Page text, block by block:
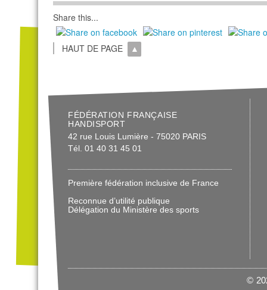
Share this...
HAUT DE PAGE
FÉDÉRATION FRANÇAISE
HANDISPORT
42 rue Louis Lumière - 75020 PARIS
Tél. 01 40 31 45 01
Première fédération inclusive de France
Reconnue d’utilité publique
Délégation du Ministère des sports
©